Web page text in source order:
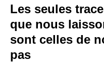
Les seules
que nous
sont celles de
pas